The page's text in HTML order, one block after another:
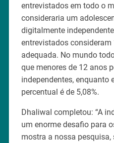
entrevistados em todo o
consideraria um
digitalmente
entrevistados
adequada. No mundo
que menores de 12 anos
independentes, enquanto
percentual é de 5,08%.
Dhaliwal completou: “A
um enorme desafio para
mostra a nossa